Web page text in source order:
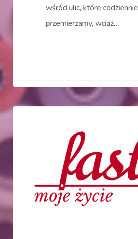
wśród ulic, które codziennie
przemierzamy, wciąż…